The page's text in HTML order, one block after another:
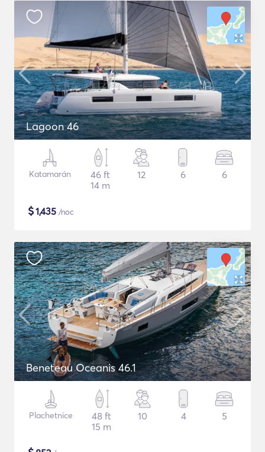
Lagoon 46
Katamarán
46 ft
14 m
12 6 6
$1,435 /noc
Beneteau Oceanis 46.1
Plachetnice
48 ft
15 m
10 4 5